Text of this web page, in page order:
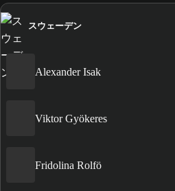
スウェーデン
Alexander Isak
Viktor Gyökeres
Fridolina Rolfö